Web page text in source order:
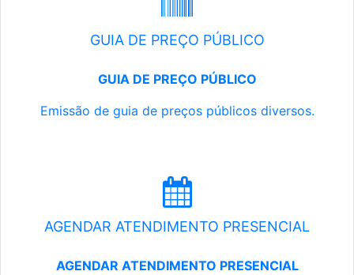
GUIA DE PREÇO PÚBLICO
GUIA DE PREÇO PÚBLICO
Emissão de guia de preços públicos diversos.
AGENDAR ATENDIMENTO PRESENCIAL
AGENDAR ATENDIMENTO PRESENCIAL